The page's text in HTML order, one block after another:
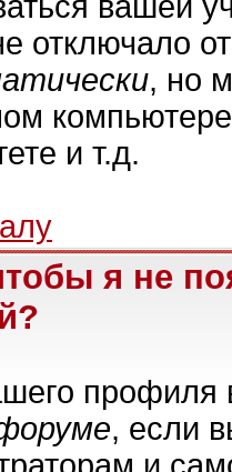
отключало
, но
и т.д.
я не
, если